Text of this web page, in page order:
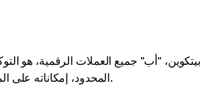
بيتكوين، "أب" جميع العملات الرقمية، هو
المحدود، إمكاناته على المدى الطويل، وصوله العالمي، والتكهنات والضجة. لنلقِ نظرة على كل منها بمزيد من التفصيل.